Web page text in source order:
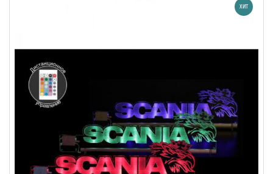
ХИТ